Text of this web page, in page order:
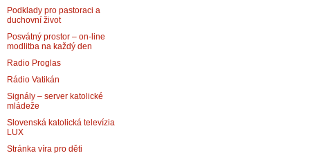
Podklady pro pastoraci a
duchovní život
Posvátný prostor – on-line
modlitba na každý den
Radio Proglas
Rádio Vatikán
Signály – server katolické
mládeže
Slovenská katolická televízia
LUX
Stránka víra pro děti